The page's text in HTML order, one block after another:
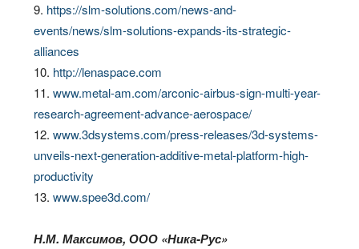
9. https://slm-solutions.com/news-and-
events/news/slm-solutions-expands-its-strategic-
alliances
10. http://lenaspace.com
11.www.metal-am.com/arconic-airbus-sign-multi-year-
research-agreement-advance-aerospace/
12.www.3dsystems.com/press-releases/3d-systems-
unveils-next-generation-additive-metal-platform-high-
productivity
13.www.spee3d.com/
Н.М. Максимов, ООО «Ника-Рус»